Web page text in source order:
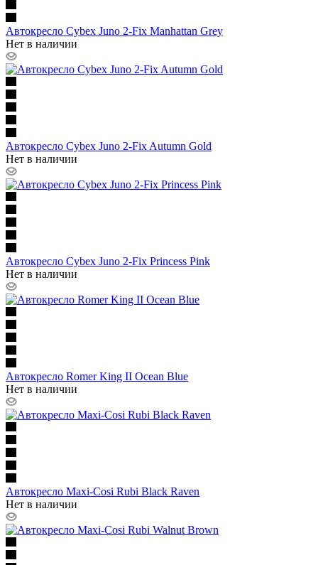
Автокресло Cybex Juno 2-Fix Manhattan Grey
Нет в наличии
Автокресло Cybex Juno 2-Fix Autumn Gold
Нет в наличии
Автокресло Cybex Juno 2-Fix Princess Pink
Нет в наличии
Автокресло Romer King II Ocean Blue
Нет в наличии
Автокресло Maxi-Cosi Rubi Black Raven
Нет в наличии